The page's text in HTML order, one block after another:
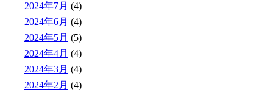
2024年7月 (4)
2024年6月 (4)
2024年5月 (5)
2024年4月 (4)
2024年3月 (4)
2024年2月 (4)